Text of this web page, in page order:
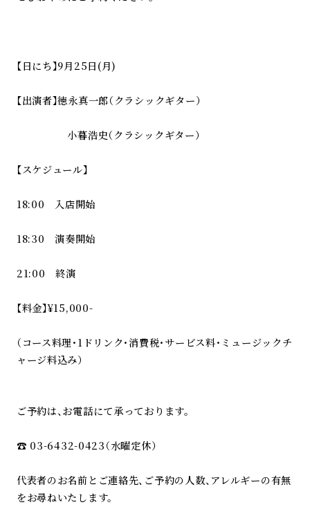
【日にち】9月25日(月)
【出演者】徳永真一郎（クラシックギター）
小暮浩史（クラシックギター）
【スケジュール】
18:00 入店開始
18:30 演奏開始
21:00 終演
【料金】¥15,000-
（コース料理・1ドリンク・消費税・サービス料・ミュージックチ
ャージ料込み）
ご予約は、お電話にて承っております。
☎︎ 03-6432-0423（水曜定休）
代表者のお名前とご連絡先、ご予約の人数、アレルギーの有無
をお尋ねいたします。